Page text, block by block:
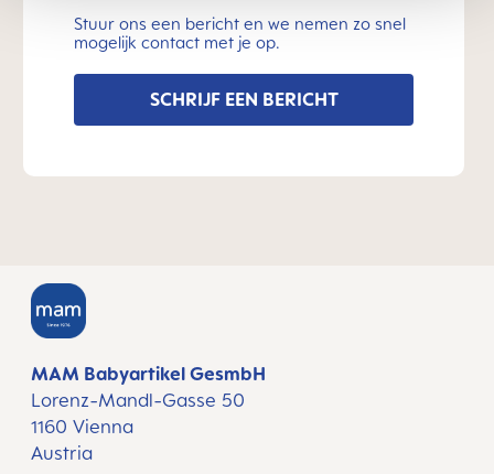
Stuur ons een bericht en we nemen zo snel
mogelijk contact met je op.
SCHRIJF EEN BERICHT
MAM Babyartikel GesmbH
Lorenz-Mandl-Gasse 50
1160 Vienna
Austria